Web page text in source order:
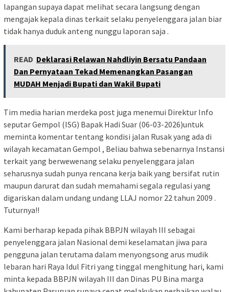
lapangan supaya dapat melihat secara langsung dengan
mengajak kepala dinas terkait selaku penyelenggara jalan biar
tidak hanya duduk anteng nunggu laporan saja .
READ Deklarasi Relawan Nahdliyin Bersatu Pandaan
Dan Pernyataan Tekad Memenangkan Pasangan
MUDAH Menjadi Bupati dan Wakil Bupati
Tim media harian merdeka post juga menemui Direktur Info
seputar Gempol (ISG) Bapak Hadi Suar (06-03-2026)untuk
meminta komentar tentang kondisi jalan Rusak yang ada di
wilayah kecamatan Gempol , Beliau bahwa sebenarnya Instansi
terkait yang berwewenang selaku penyelenggara jalan
seharusnya sudah punya rencana kerja baik yang bersifat rutin
maupun darurat dan sudah memahami segala regulasi yang
digariskan dalam undang undang LLAJ nomor 22 tahun 2009 .
Tuturnya!!
Kami berharap kepada pihak BBPJN wilayah III sebagai
penyelenggara jalan Nasional demi keselamatan jiwa para
pengguna jalan terutama dalam menyongsong arus mudik
lebaran hari Raya Idul Fitri yang tinggal menghitung hari, kami
minta kepada BBPJN wilayah III dan Dinas PU Bina marga